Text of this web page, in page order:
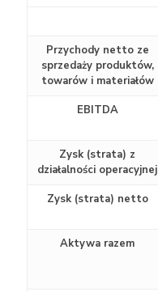
Przychody netto ze
sprzedaży produktów,
towarów i materiałów
EBITDA
Zysk (strata) z
działalności operacyjnej
Zysk (strata) netto
Aktywa razem